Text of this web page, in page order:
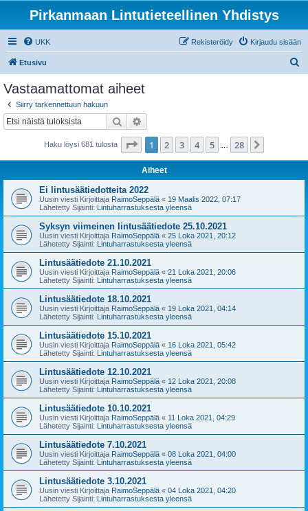
Pirkanmaan Lintutieteellinen Yhdistys
UKK Kirjaudu sisään
Rekisteröidy
Etusivu
Vastaamattomat aiheet
Siirry tarkennettuun hakuun
Etsi
Haku löysi 681 tulosta Sivu /28
1 2 3 4 5 28
Aiheet
Ei lintusäätiedotteita 2022
Uusin viesti Kirjoittaja RaimoSeppälä « 19 Maalis 2022, 07:17
Lähetetty Sijainti: Lintuharrastuksesta yleensä
Syksyn viimeinen lintusäätiedote 25.10.2021
Uusin viesti Kirjoittaja RaimoSeppälä « 25 Loka 2021, 20:12
Lähetetty Sijainti: Lintuharrastuksesta yleensä
Lintusäätiedote 21.10.2021
Uusin viesti Kirjoittaja RaimoSeppälä « 21 Loka 2021, 20:06
Lähetetty Sijainti: Lintuharrastuksesta yleensä
Lintusäätiedote 18.10.2021
Uusin viesti Kirjoittaja RaimoSeppälä « 19 Loka 2021, 04:14
Lähetetty Sijainti: Lintuharrastuksesta yleensä
Lintusäätiedote 15.10.2021
Uusin viesti Kirjoittaja RaimoSeppälä « 16 Loka 2021, 05:42
Lähetetty Sijainti: Lintuharrastuksesta yleensä
Lintusäätiedote 12.10.2021
Uusin viesti Kirjoittaja RaimoSeppälä « 12 Loka 2021, 20:08
Lähetetty Sijainti: Lintuharrastuksesta yleensä
Lintusäätiedote 10.10.2021
Uusin viesti Kirjoittaja RaimoSeppälä « 11 Loka 2021, 04:29
Lähetetty Sijainti: Lintuharrastuksesta yleensä
Lintusäätiedote 7.10.2021
Uusin viesti Kirjoittaja RaimoSeppälä « 08 Loka 2021, 04:00
Lähetetty Sijainti: Lintuharrastuksesta yleensä
Lintusäätiedote 3.10.2021
Uusin viesti Kirjoittaja RaimoSeppälä « 04 Loka 2021, 04:20
Lähetetty Sijainti: Lintuharrastuksesta yleensä